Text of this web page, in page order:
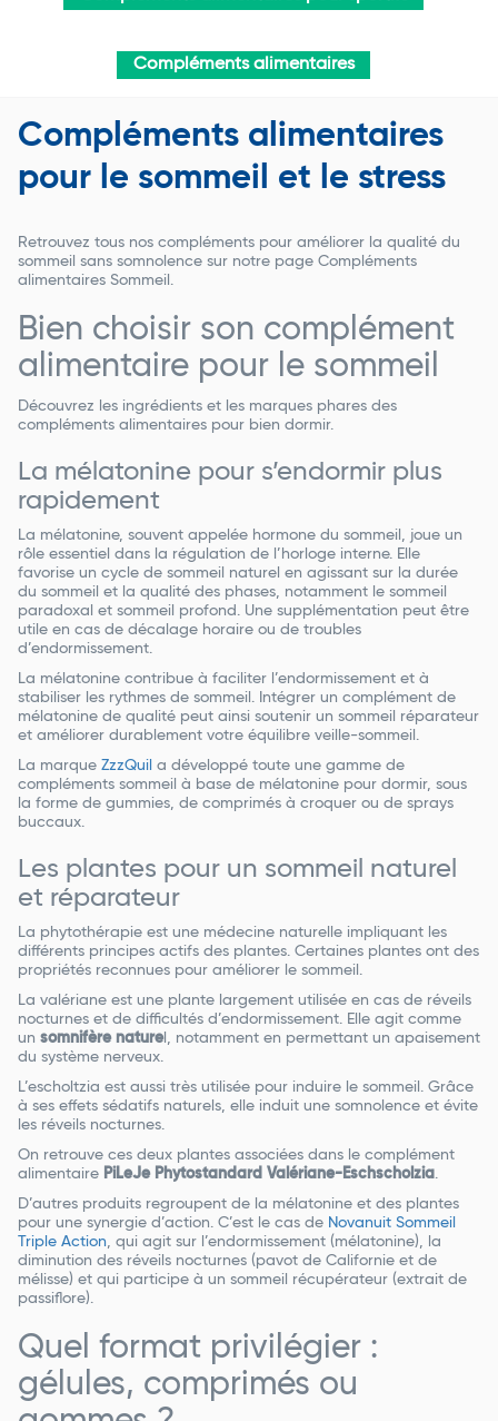
Compléments alimentaires
Compléments alimentaires
pour le sommeil et le stress
Retrouvez tous nos compléments pour améliorer la qualité du
sommeil sans somnolence sur notre page Compléments
alimentaires Sommeil.
Bien choisir son complément
alimentaire pour le sommeil
Découvrez les ingrédients et les marques phares des
compléments alimentaires pour bien dormir.
La mélatonine pour s’endormir plus
rapidement
La mélatonine, souvent appelée hormone du sommeil, joue un
rôle essentiel dans la régulation de l’horloge interne. Elle
favorise un cycle de sommeil naturel en agissant sur la durée
du sommeil et la qualité des phases, notamment le sommeil
paradoxal et sommeil profond. Une supplémentation peut être
utile en cas de décalage horaire ou de troubles
d’endormissement.
La mélatonine contribue à faciliter l’endormissement et à
stabiliser les rythmes de sommeil. Intégrer un complément de
mélatonine de qualité peut ainsi soutenir un sommeil réparateur
et améliorer durablement votre équilibre veille-sommeil.
La marque ZzzQuil a développé toute une gamme de
compléments sommeil à base de mélatonine pour dormir, sous
la forme de gummies, de comprimés à croquer ou de sprays
buccaux.
Les plantes pour un sommeil naturel
et réparateur
La phytothérapie est une médecine naturelle impliquant les
différents principes actifs des plantes. Certaines plantes ont des
propriétés reconnues pour améliorer le sommeil.
La valériane est une plante largement utilisée en cas de réveils
nocturnes et de difficultés d’endormissement. Elle agit comme
un somnifère naturel, notamment en permettant un apaisement
du système nerveux.
L’escholtzia est aussi très utilisée pour induire le sommeil. Grâce
à ses effets sédatifs naturels, elle induit une somnolence et évite
les réveils nocturnes.
On retrouve ces deux plantes associées dans le complément
alimentaire PiLeJe Phytostandard Valériane-Eschscholzia.
D’autres produits regroupent de la mélatonine et des plantes
pour une synergie d’action. C’est le cas de Novanuit Sommeil
Triple Action, qui agit sur l’endormissement (mélatonine), la
diminution des réveils nocturnes (pavot de Californie et de
mélisse) et qui participe à un sommeil récupérateur (extrait de
passiflore).
Quel format privilégier :
gélules, comprimés ou